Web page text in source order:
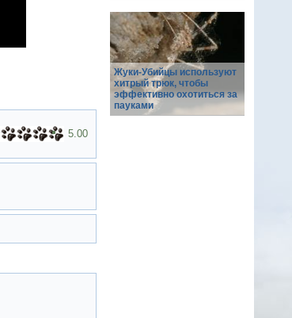
5.00
Жуки-Убийцы используют
хитрый трюк, чтобы
эффективно охотиться за
пауками